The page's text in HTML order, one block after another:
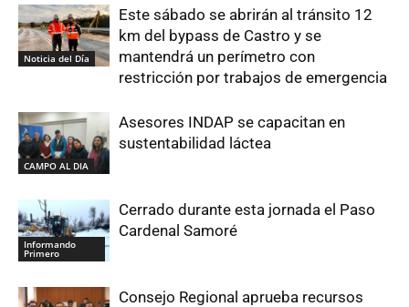
Noticia del Día
Este sábado se abrirán al tránsito 12
km del bypass de Castro y se
mantendrá un perímetro con
restricción por trabajos de emergencia
CAMPO AL DIA
Asesores INDAP se capacitan en
sustentabilidad láctea
Informando
Primero
Cerrado durante esta jornada el Paso
Cardenal Samoré
Consejo Regional aprueba recursos